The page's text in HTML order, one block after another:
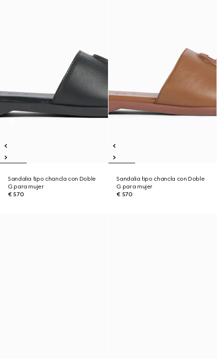
Sandalia tipo chancla con Doble
G para mujer
€ 570
Sandalia tipo chancla con Doble
G para mujer
€ 570